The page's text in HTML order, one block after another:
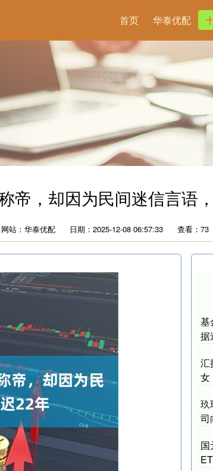
首页 华泰优配
帝，却因为民间迷信言语
网站：华泰优配 日期：2025-12-08 06:57:33 查看：73
基
据
汇
女
玖
司
国